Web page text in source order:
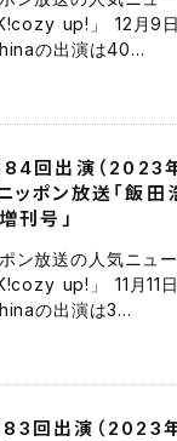
up!」 12月9
の出演は40...
回出演（2023
ッポン放送「飯
刊号」
ン放送の人気ニュ
up!」 11月11
の出演は3...
83回出演（2023